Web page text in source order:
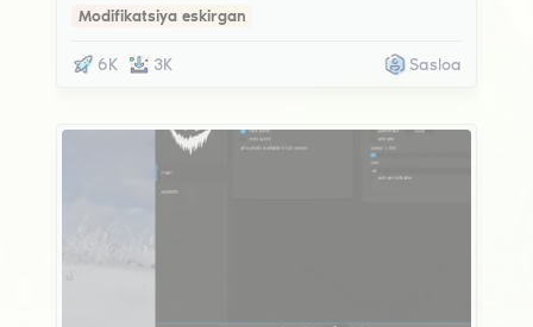
Modifikatsiya eskirgan
6K 3K Sasloa